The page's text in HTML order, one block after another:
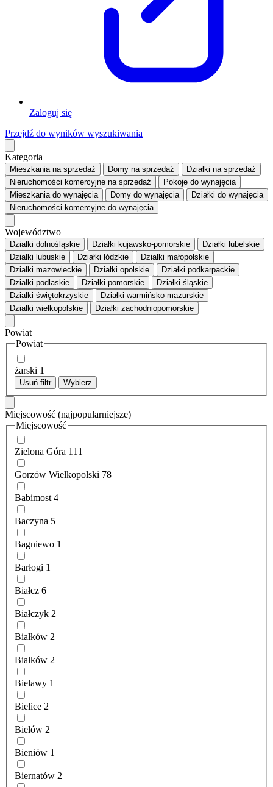
Zaloguj się
Przejdź do wyników wyszukiwania
Kategoria
Mieszkaniana sprzedaż Domy na sprzedaż Działki na sprzedaż
Nieruchomości komercyjne na sprzedaż Pokoje do wynajęcia
Mieszkaniado wynajęcia Domy do wynajęcia Działki do wynajęcia
Nieruchomości komercyjne do wynajęcia
Województwo
Działki dolnośląskie Działki kujawsko-pomorskie
Działki lubelskie
Działki lubuskie
Działki łódzkie
Działki małopolskie
Działki mazowieckie
Działki opolskie
Działki podkarpackie
Działki podlaskie
Działki pomorskie
Działki śląskie
Działki świętokrzyskie
Działki warmińsko-mazurskie
Działki wielkopolskie
Działki zachodniopomorskie
Powiat
Powiat
żarski 1
Usuń filtr Wybierz
Miejscowość (najpopularniejsze)
Miejscowość
Zielona Góra 111
Gorzów Wielkopolski 78
Babimost 4
Baczyna 5
Bagniewo 1
Barłogi 1
Białcz 6
Białczyk 2
Białków 2
Białków 2
Bielawy 1
Bielice 2
Bielów 2
Bieniów 1
Biernatów 2